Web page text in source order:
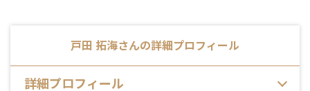
戸田 拓海さんの詳細プロフィール
詳細プロフィール